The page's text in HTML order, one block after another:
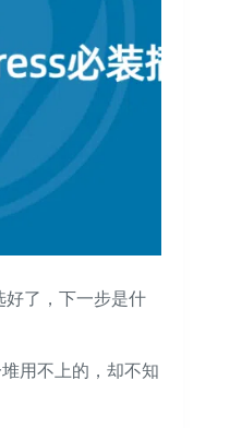
好了，下一步是什
用不上的，却不知